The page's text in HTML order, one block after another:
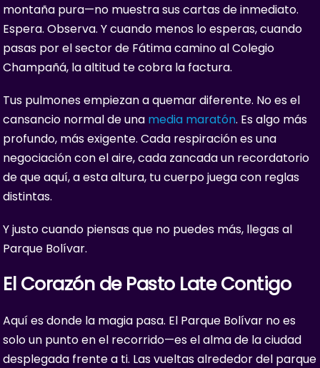
montaña pura—no muestra sus cartas de inmediato.
Espera. Observa. Y cuando menos lo esperas, cuando
pasas por el sector de Fátima camino al Colegio
Champañá, la altitud te cobra la factura.
Tus pulmones empiezan a quemar diferente. No es el
cansancio normal de una media maratón. Es algo más
profundo, más exigente. Cada respiración es una
negociación con el aire, cada zancada un recordatorio
de que aquí, a esta altura, tu cuerpo juega con reglas
distintas.
Y justo cuando piensas que no puedes más, llegas al
Parque Bolívar.
El Corazón de Pasto Late Contigo
Aquí es donde la magia pasa. El Parque Bolívar no es
solo un punto en el recorrido—es el alma de la ciudad
desplegada frente a ti. Las vueltas alrededor del parque